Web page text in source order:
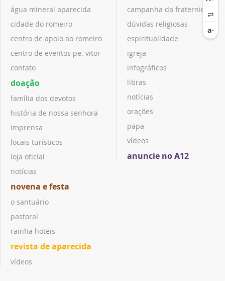
água mineral aparecida
cidade do romeiro
centro de apoio ao romeiro
centro de eventos pe. vitor
contato
doação
família dos devotos
história de nossa senhora
imprensa
locais turísticos
loja oficial
notícias
novena e festa
o santuário
pastoral
rainha hotéis
revista de aparecida
vídeos
campanha da fraternidade
dúvidas religiosas
espiritualidade
igreja
infográficos
libras
notícias
orações
papa
vídeos
anuncie no A12